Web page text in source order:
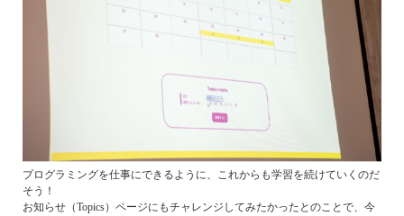
プログラミングを仕事にできるように、これからも学習を続けていくのだ
そう！
お知らせ（Topics）ページにもチャレンジしてみたかったとのことで、今